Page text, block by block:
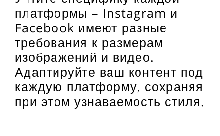
платформы – Instagram и
Facebook имеют разные
требования к размерам
изображений и видео.
Адаптируйте ваш контент под
каждую платформу, сохраняя
при этом узнаваемость стиля.